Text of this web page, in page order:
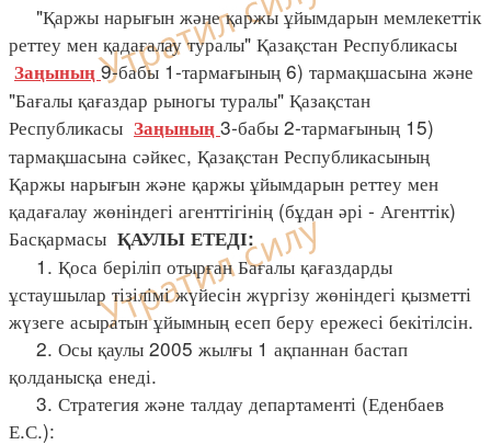
"Қаржы нарығын және қаржы ұйымдарын мемлекеттік
реттеу мен қадағалау туралы" Қазақстан Республикасы
Заңының 9-бабы 1-тармағының 6) тармақшасына және
"Бағалы қағаздар рыногы туралы" Қазақстан
Республикасы Заңының 3-бабы 2-тармағының 15)
тармақшасына сәйкес, Қазақстан Республикасының
Қаржы нарығын және қаржы ұйымдарын реттеу мен
қадағалау жөніндегі агенттігінің (бұдан әрі - Агенттік)
Басқармасы ҚАУЛЫ ЕТЕДІ:
1. Қоса беріліп отырған Бағалы қағаздарды
ұстаушылар тізілімі жүйесін жүргізу жөніндегі қызметті
жүзеге асыратын ұйымның есеп беру ережесі бекітілсін.
2. Осы қаулы 2005 жылғы 1 ақпаннан бастап
қолданысқа енеді.
3. Стратегия және талдау департаменті (Еденбаев
Е.С.):